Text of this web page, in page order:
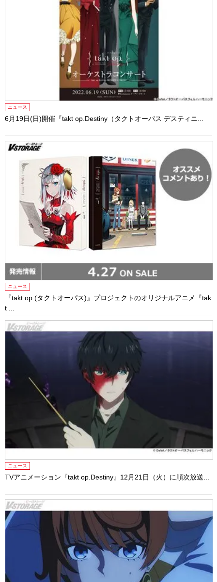
ニュース
6月19日(日)開催『takt op.Destiny（タクトオーパス デスティニ...
ニュース
『takt op.(タクトオーパス)』プロジェクトのオリジナルアニメ『tak
t ...
ニュース
TVアニメーション『takt op.Destiny』12月21日（火）に順次放送...